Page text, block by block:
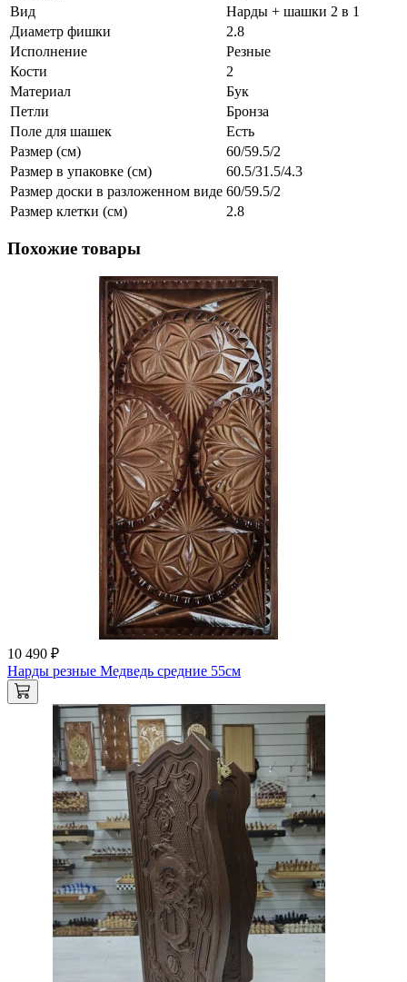
Вид
Нарды + шашки 2 в 1
Диаметр фишки
2.8
Исполнение
Резные
Кости
2
Материал
Бук
Петли
Бронза
Поле для шашек
Есть
Размер (см)
60/59.5/2
Размер в упаковке (см)
60.5/31.5/4.3
Размер доски в разложенном виде 60/59.5/2
Размер клетки (см)
2.8
Похожие товары
10 490 ₽
Нарды резные Медведь средние 55см